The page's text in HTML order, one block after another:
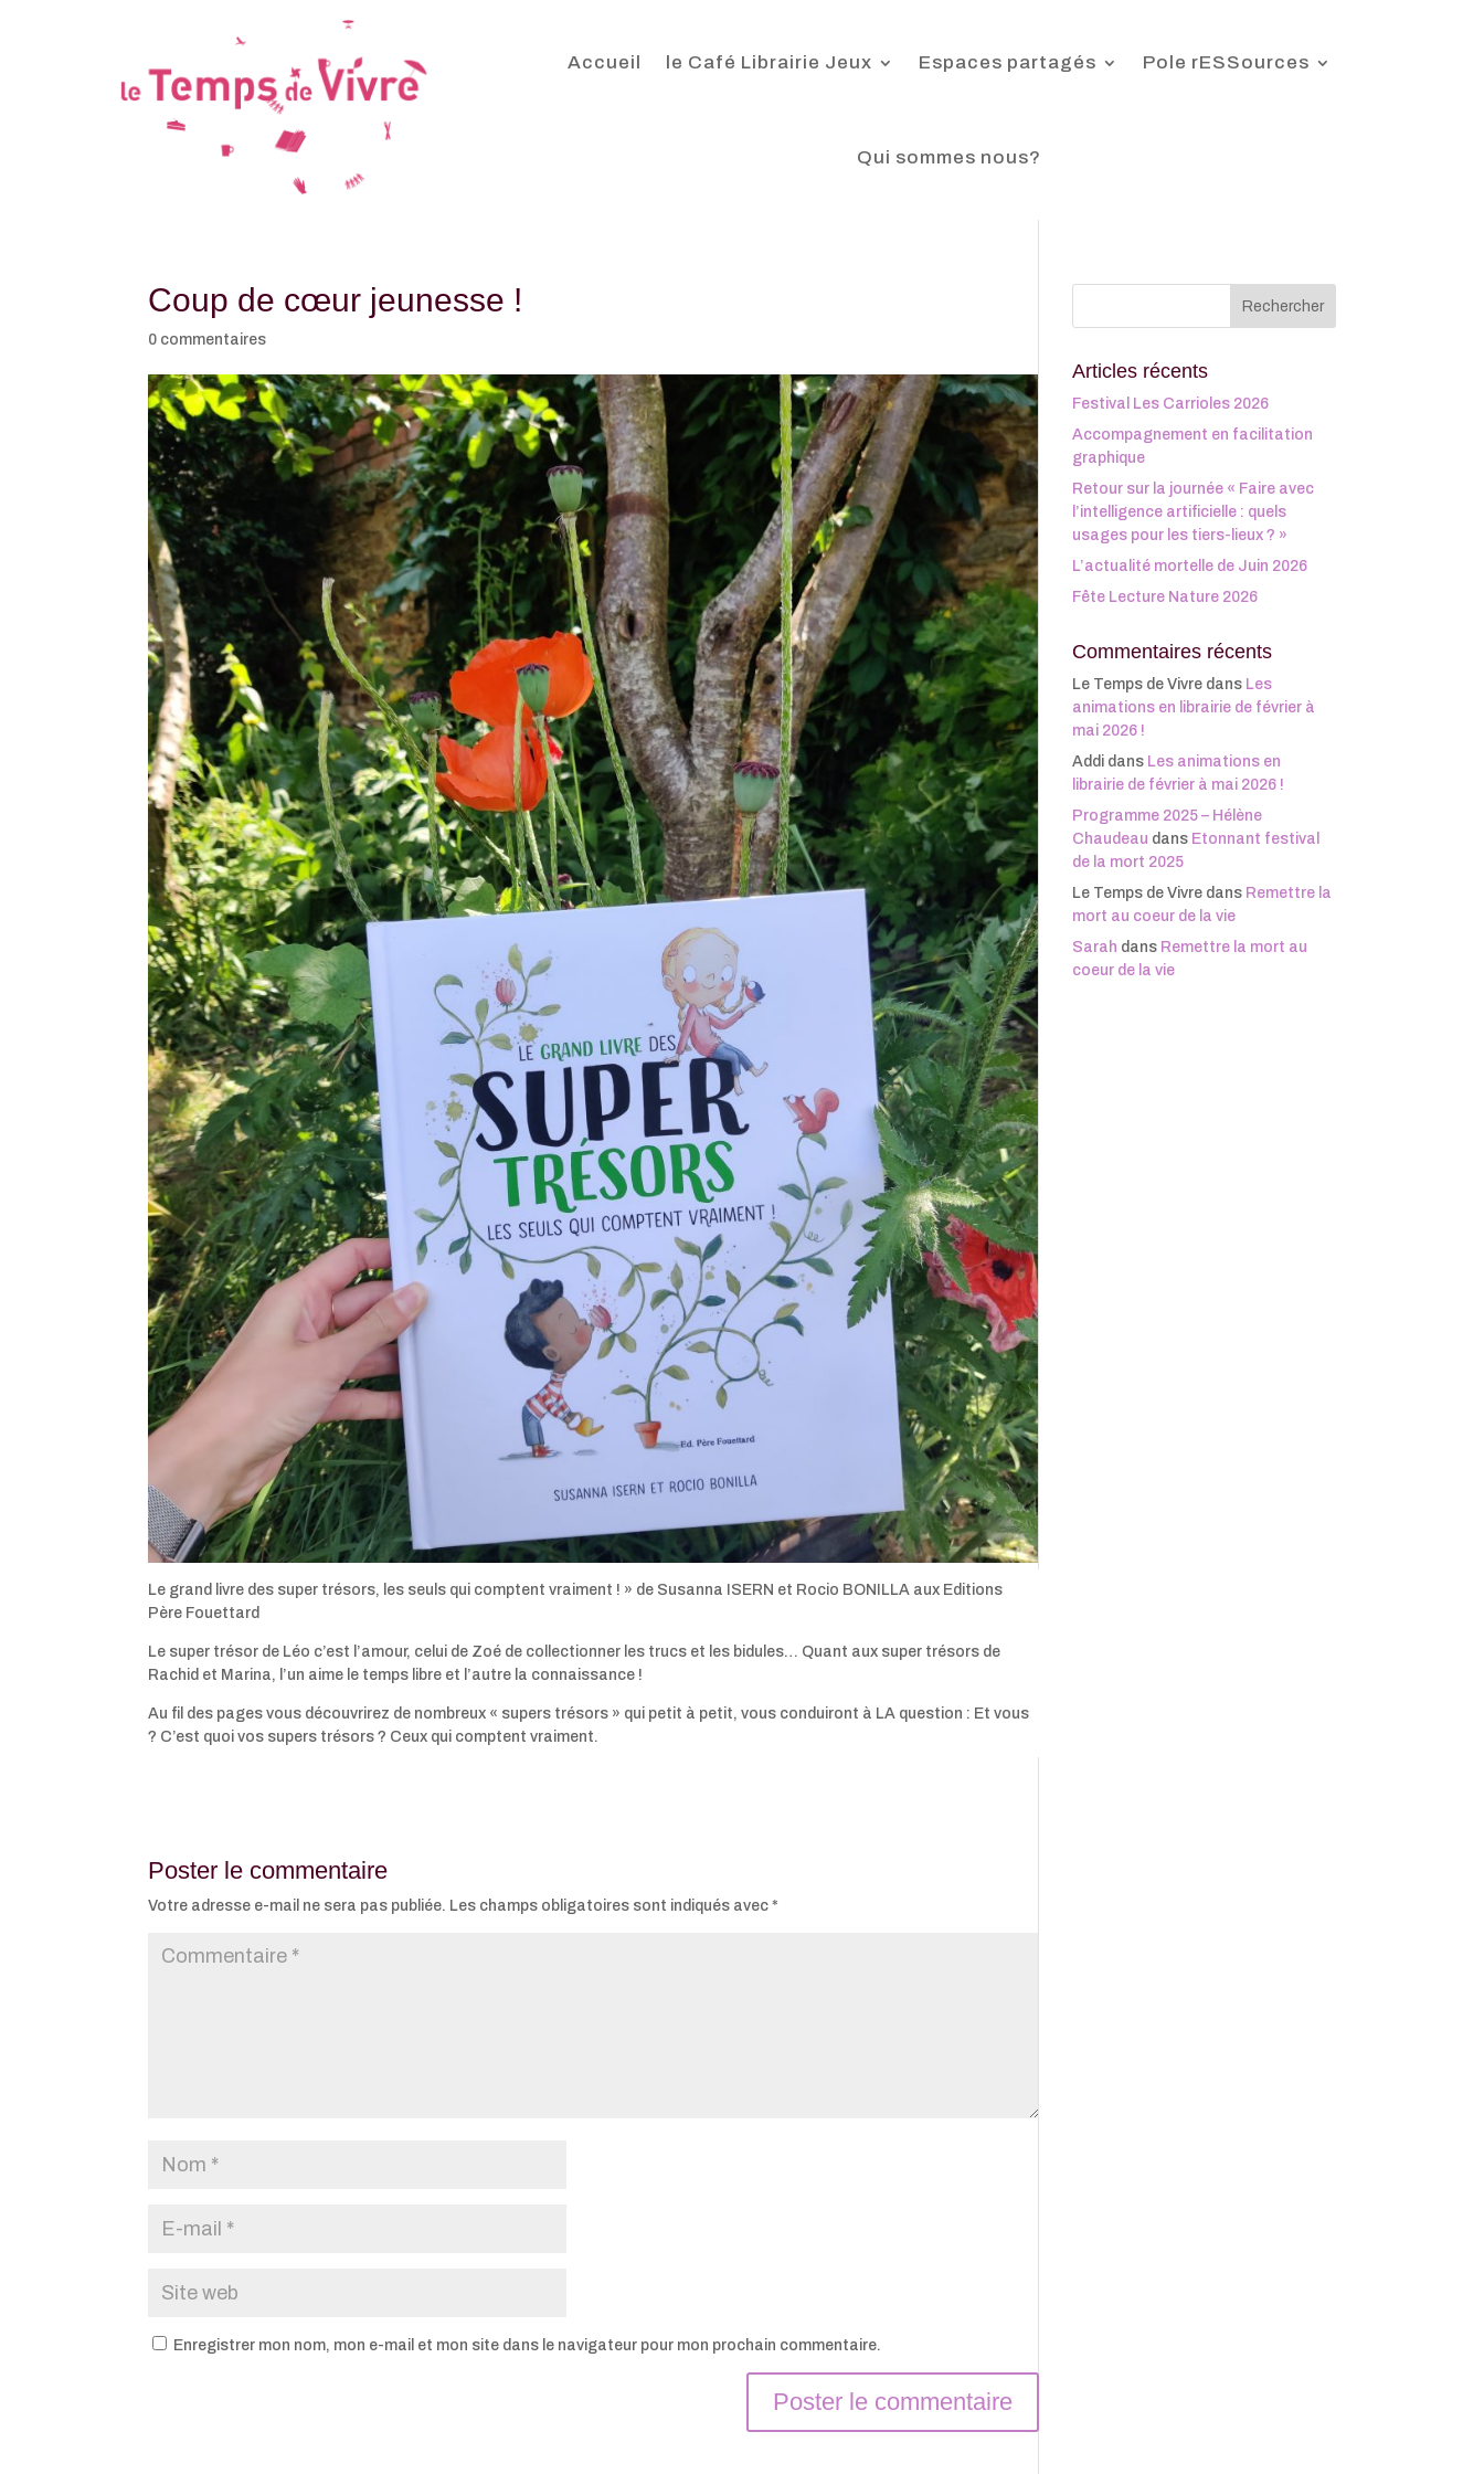
Accueil le Café Librairie Jeux Espaces partagés Pole rESSources
Qui sommes nous?
Coup de cœur jeunesse !
0 commentaires
Le grand livre des super trésors, les seuls qui comptent vraiment ! » de Susanna ISERN et Rocio BONILLA aux Editions
Père Fouettard
Le super trésor de Léo c’est l’amour, celui de Zoé de collectionner les trucs et les bidules… Quant aux super trésors de
Rachid et Marina, l’un aime le temps libre et l’autre la connaissance !
Au fil des pages vous découvrirez de nombreux « supers trésors » qui petit à petit, vous conduiront à LA question : Et vous
? C’est quoi vos supers trésors ? Ceux qui comptent vraiment.
Poster le commentaire
Votre adresse e-mail ne sera pas publiée. Les champs obligatoires sont indiqués avec*
Enregistrer mon nom, mon e-mail et mon site dans le navigateur pour mon prochain commentaire.
Articles récents
Festival Les Carrioles 2026
Accompagnement en facilitation
graphique
Retour sur la journée « Faire avec
l’intelligence artificielle : quels
usages pour les tiers-lieux ? »
L’actualité mortelle de Juin 2026
Fête Lecture Nature 2026
Commentaires récents
Le Temps de Vivredans Les
animations en librairie de février à
mai 2026 !
Addidans Les animations en
librairie de février à mai 2026 !
Programme 2025 – Hélène
Chaudeau dans Etonnant festival
de la mort 2025
Le Temps de Vivredans Remettre la
mort au coeur de la vie
Sarah dans Remettre la mort au
coeur de la vie